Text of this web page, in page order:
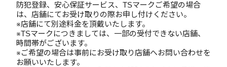
防犯登録、安心保証サービス、TSマークご希望の場合
は、店舗にてお受け取りの際お申し付けください。
※店舗にて別途料金を頂戴いたします。
※TSマークにつきましては、一部の受付できない店舗、
時間帯がございます。
※ご希望の場合は事前にお受け取り店舗へお問い合わせを
お願いいたします。